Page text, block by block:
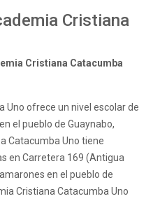
Cristiana
Cristiana Catacumba
Uno ofrece un nivel escolar de
el pueblo de Guaynabo,
Catacumba Uno tiene
en Carretera 169 (Antigua
en el pueblo de
Cristiana Catacumba Uno